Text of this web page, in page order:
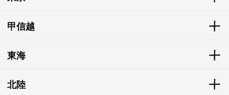
甲信越
東海
北陸